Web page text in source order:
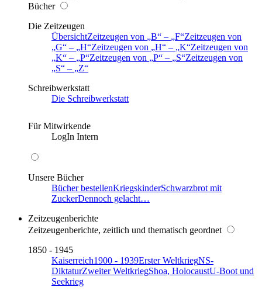
Bücher
Die Zeitzeugen
ÜbersichtZeitzeugen von B – F Zeitzeugen von
G
– H Zeitzeugen von H – K Zeitzeugen von
K
– P Zeitzeugen von P – S Zeitzeugen von
S
–
Z
Schreibwerkstatt
Die Schreibwerkstatt
Für Mitwirkende
LogIn Intern
Unsere Bücher
Bücher bestellenKriegskinderSchwarzbrot mit
ZuckerDennoch gelacht…
Zeitzeugenberichte
Zeitzeugenberichte, zeitlich und thematisch geordnet
1850 - 1945
Kaiserreich1900 - 1939Erster WeltkriegNS-
DiktaturZweiter WeltkriegShoa, HolocaustU-Boot und
Seekrieg